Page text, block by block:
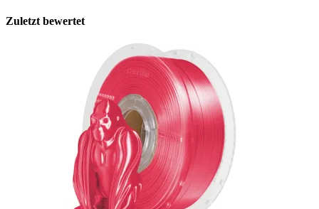
Zuletzt bewertet